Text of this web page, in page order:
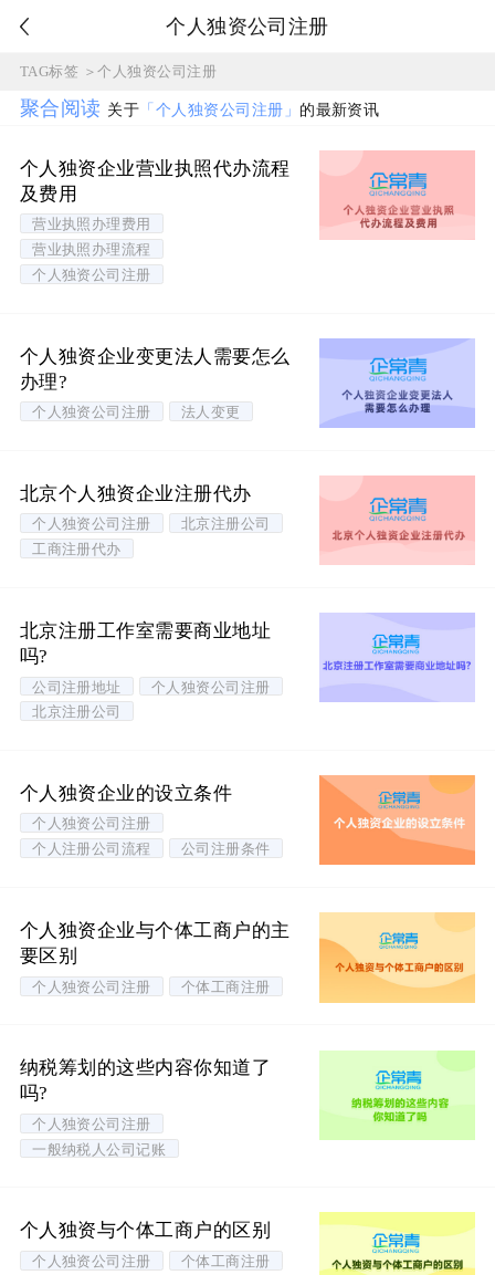
个人独资公司注册
TAG标签 ＞个人独资公司注册
聚合阅读 关于 「个人独资公司注册」 的最新资讯
个人独资企业营业执照代办流程
及费用
营业执照办理费用
营业执照办理流程
个人独资公司注册
个人独资企业变更法人需要怎么
办理?
个人独资公司注册 法人变更
北京个人独资企业注册代办
个人独资公司注册
北京注册公司
工商注册代办
北京注册工作室需要商业地址
吗?
公司注册地址
个人独资公司注册
北京注册公司
个人独资企业的设立条件
个人独资公司注册
个人注册公司流程
公司注册条件
个人独资企业与个体工商户的主
要区别
个人独资公司注册 个体工商注册
纳税筹划的这些内容你知道了
吗?
个人独资公司注册
一般纳税人公司记账
个人独资与个体工商户的区别
个人独资公司注册 个体工商注册